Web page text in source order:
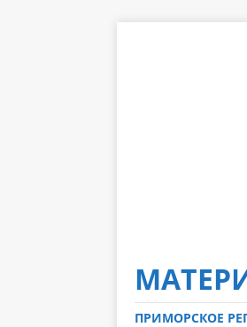
ПРИМОРСКОЕ